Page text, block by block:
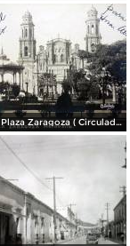
Plaza Zaragoza ( Circulada el 27 de Enero de 1913 ).